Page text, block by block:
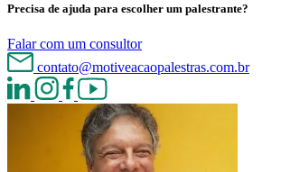
Precisa de ajuda para escolher um palestrante?
Falar com um consultor
contato@motiveacaopalestras.com.br